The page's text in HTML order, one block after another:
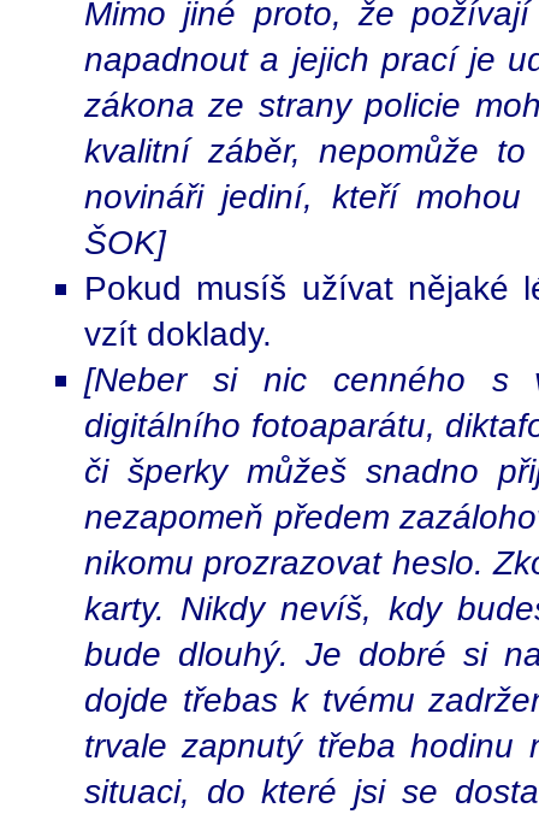
Mimo jiné proto, že
napadnout a jejich prací je
zákona ze strany policie
kvalitní záběr, nepomůže
novináři jediní, kteří
ŠOK]
Pokud musíš užívat nějaké
vzít doklady.
[Neber si nic cenného s
digitálního fotoaparátu,
či šperky můžeš snadno
nezapomeň předem
nikomu prozrazovat heslo.
karty. Nikdy nevíš, kdy
bude dlouhý. Je dobré si
dojde třebas k tvému
trvale zapnutý třeba hodinu
situaci, do které jsi se